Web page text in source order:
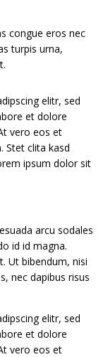
congue eros nec
turpis urna,
elitr, sed
et dolore
vero eos et
Stet clita kasd
ipsum dolor sit
arcu sodales
id id magna.
Ut bibendum, nisi
nec dapibus risus
elitr, sed
et dolore
vero eos et